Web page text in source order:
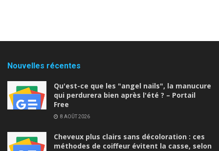
Nouvelles récentes
Qu'est-ce que les "angel nails", la manucure
qui perdurera bien après l'été ? – Portail
Free
8 AOÛT 2026
Cheveux plus clairs sans décoloration : ces
méthodes de coiffeur évitent la casse, selon